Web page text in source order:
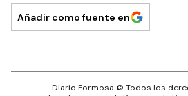
Añadir como fuente en
Diario Formosa © Todos los